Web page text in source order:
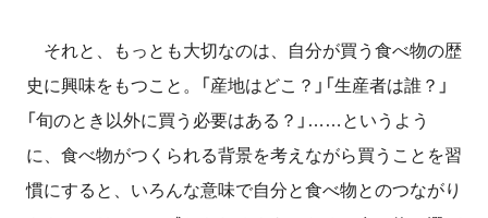
それと、もっとも大切なのは、自分が買う食べ物の歴
史に興味をもつこと。「産地はどこ？」「生産者は誰？」
「旬のとき以外に買う必要はある？」……というよう
に、食べ物がつくられる背景を考えながら買うことを習
慣にすると、いろんな意味で自分と食べ物とのつながり